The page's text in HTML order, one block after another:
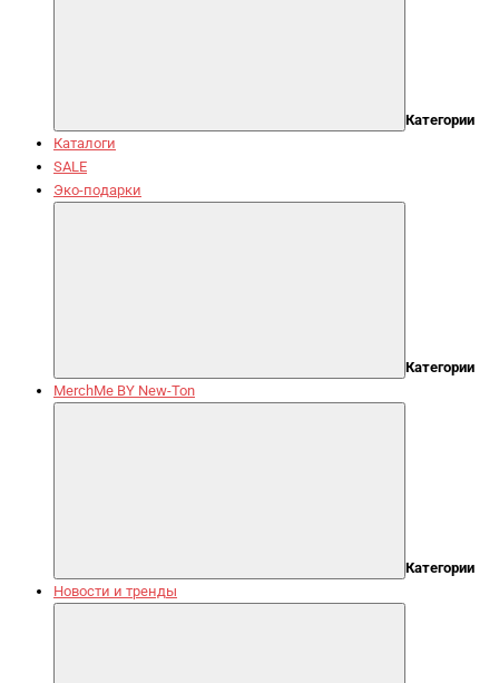
Категории
Каталоги
SALE
Эко-подарки
Категории
MerchMe BY New-Ton
Категории
Новости и тренды